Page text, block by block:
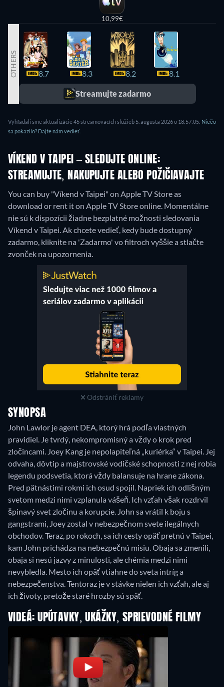
10,99€
OTHERS 8.7 8.3 8.2 8.1
Streamujte zadarmo
Vyhľadali sme aktualizácie 45 streamovacích služieb 5. augusta 2026 o 18:57:05. Niečo
sa pokazilo? Dajte nám vedieť.
VÍKEND V TAIPEI – SLEDUJTE ONLINE:
STREAMUJTE, NAKUPUJTE ALEBO POŽIČIAVAJTE
You can buy "Víkend v Taipei" on Apple TV Store as
download or rent it on Apple TV Store online. Momentálne
nie sú k dispozícii žiadne bezplatné možnosti sledovania
Víkend v Taipei. Ak chcete vedieť, kedy bude dostupný
zadarmo, kliknite na 'Zadarmo' vo filtroch vyššie a stlačte
zvonček na upozornenia.
Odstrániť reklamy
SYNOPSA
John Lawlor je agent DEA, ktorý hrá podľa vlastných
pravidiel. Je tvrdý, nekompromisný a vždy o krok pred
zločincami. Joey Kang je nepolapiteľná „kuriérka“ v Taipei. Jej
odvaha, dôvtip a majstrovské vodičské schopnosti z nej robia
legendu podsvetia, ktorá vždy balansuje na hrane zákona.
Pred pätnástimi rokmi ich osud spojil. Napriek ich odlišným
svetom medzi nimi vzplanula vášeň. Ich vzťah však rozdrvil
špinavý svet zločinu a korupcie. John sa vrátil k boju s
gangstrami, Joey zostal v nebezpečnom svete ilegálnych
obchodov. Teraz, po rokoch, sa ich cesty opäť pretnú v Taipei,
kam John prichádza na nebezpečnú misiu. Obaja sa zmenili,
obaja si nesú jazvy z minulosti, ale chémia medzi nimi
nevybledla. Mesto ich opäť vtiahne do sveta intríg a
nebezpečenstva. Tentoraz je v stávke nielen ich vzťah, ale aj
ich životy, pretože staré hrozby sú späť.
VIDEÁ: UPÚTAVKY, UKÁŽKY, SPRIEVODNÉ FILMY